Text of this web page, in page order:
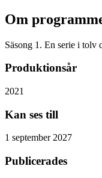
Om
Säsong 1. En serie i
Produktionsår
2021
Kan ses till
1 september 2027
Publicerades